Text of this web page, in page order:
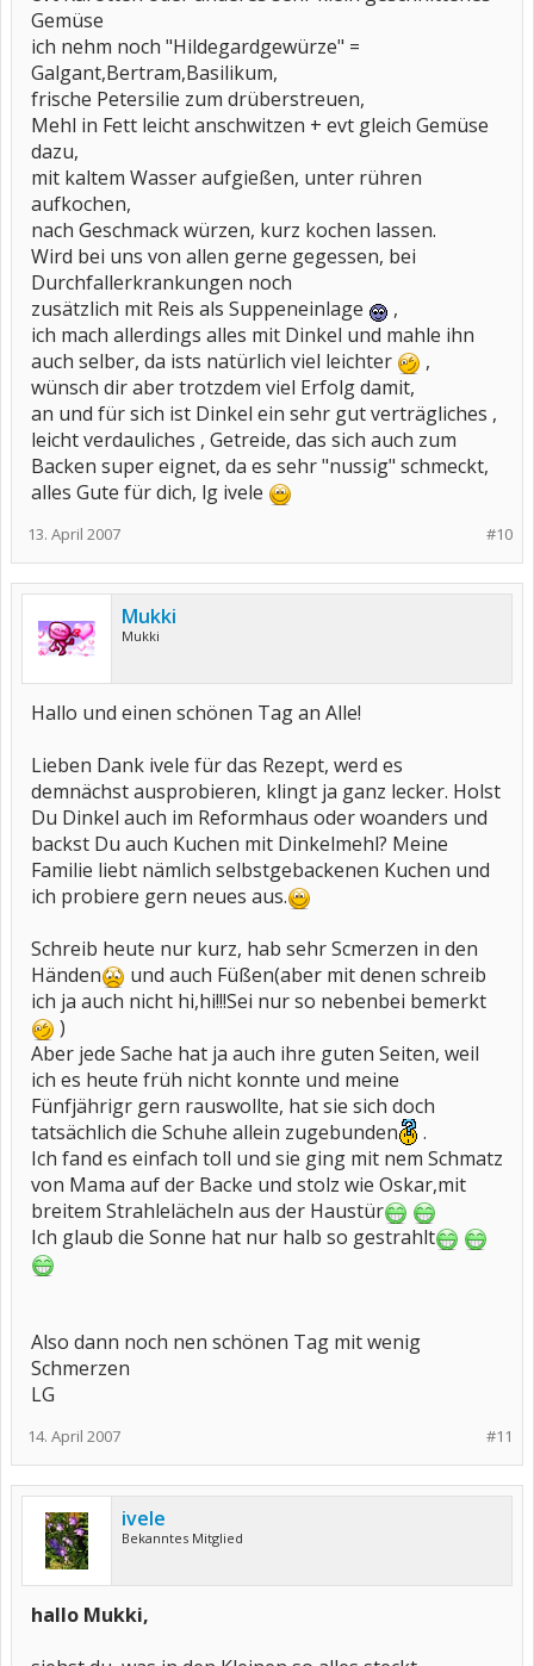
Gemüse
ich nehm noch "Hildegardgewürze" =
Galgant,Bertram,Basilikum,
frische Petersilie zum drüberstreuen,
Mehl in Fett leicht anschwitzen + evt gleich Gemüse
dazu,
mit kaltem Wasser aufgießen, unter rühren
aufkochen,
nach Geschmack würzen, kurz kochen lassen.
Wird bei uns von allen gerne gegessen, bei
Durchfallerkrankungen noch
zusätzlich mit Reis als Suppeneinlage
,
ich mach allerdings alles mit Dinkel und mahle ihn
auch selber, da ists natürlich viel leichter
,
wünsch dir aber trotzdem viel Erfolg damit,
an und für sich ist Dinkel ein sehr gut verträgliches ,
leicht verdauliches , Getreide, das sich auch zum
Backen super eignet, da es sehr "nussig" schmeckt,
alles Gute für dich, lg ivele
#10
13. April 2007
Mukki
Mukki
Hallo und einen schönen Tag an Alle!
Lieben Dank ivele für das Rezept, werd es
demnächst ausprobieren, klingt ja ganz lecker. Holst
Du Dinkel auch im Reformhaus oder woanders und
backst Du auch Kuchen mit Dinkelmehl? Meine
Familie liebt nämlich selbstgebackenen Kuchen und
ich probiere gern neues aus.
Schreib heute nur kurz, hab sehr Scmerzen in den
Händen
und auch Füßen(aber mit denen schreib
ich ja auch nicht hi,hi!!!Sei nur so nebenbei bemerkt
)
Aber jede Sache hat ja auch ihre guten Seiten, weil
ich es heute früh nicht konnte und meine
Fünfjährigr gern rauswollte, hat sie sich doch
tatsächlich die Schuhe allein zugebunden
.
Ich fand es einfach toll und sie ging mit nem Schmatz
von Mama auf der Backe und stolz wie Oskar,mit
breitem Strahlelächeln aus der Haustür
Ich glaub die Sonne hat nur halb so gestrahlt
Also dann noch nen schönen Tag mit wenig
Schmerzen
LG
#11
14. April 2007
ivele
Bekanntes Mitglied
hallo Mukki,